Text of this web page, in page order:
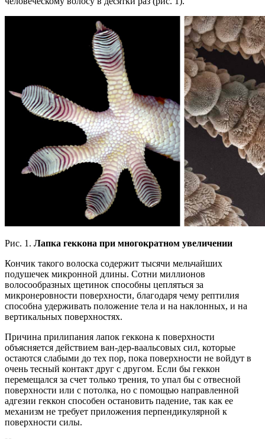
Рис. 1. Лапка геккона при многократном увеличении
Кончик такого волоска содержит тысячи мельчайших
подушечек микронной длины. Сотни миллионов
волосообразных щетинок способны цепляться за
микронеровности поверхности, благодаря чему рептилия
способна удерживать положение тела и на наклонных, и на
вертикальных поверхностях.
Причина прилипания лапок геккона к поверхности
объясняется действием ван-дер-ваальсовых сил, которые
остаются слабыми до тех пор, пока поверхности не войдут в
очень тесный контакт друг с другом. Если бы геккон
перемещался за счет только трения, то упал бы с отвесной
поверхности или с потолка, но с помощью направленной
адгезии геккон способен остановить падение, так как ее
механизм не требует приложения перпендикулярной к
поверхности силы.